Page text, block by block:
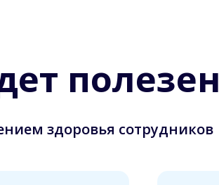
полезен
здоровья сотрудников